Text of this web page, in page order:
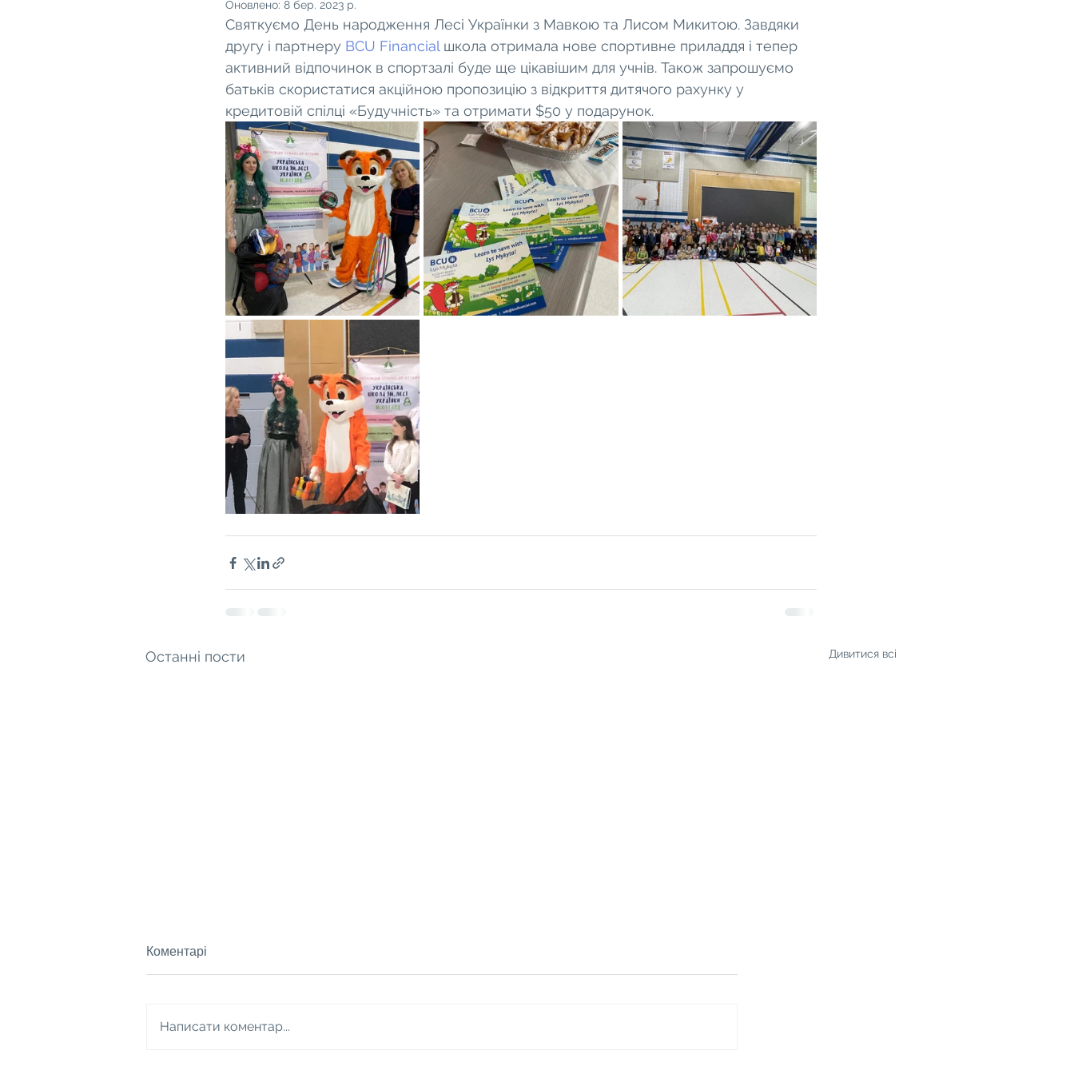
Оновлено: 8 бер. 2023 р.
Святкуємо День народження Лесі Українки з Мавкою та Лисом Микитою. Завдяки
другу і партнеру BCU Financial школа отримала нове спортивне приладдя і тепер
активний відпочинок в спортзалі буде ще цікавішим для учнів. Також запрошуємо
батьків скористатися акційною пропозицію з відкриття дитячого рахунку у
кредитовій спілці «Будучність» та отримати $50 у подарунок.
Останні пости Дивитися всі
Коментарі
Написати коментар...